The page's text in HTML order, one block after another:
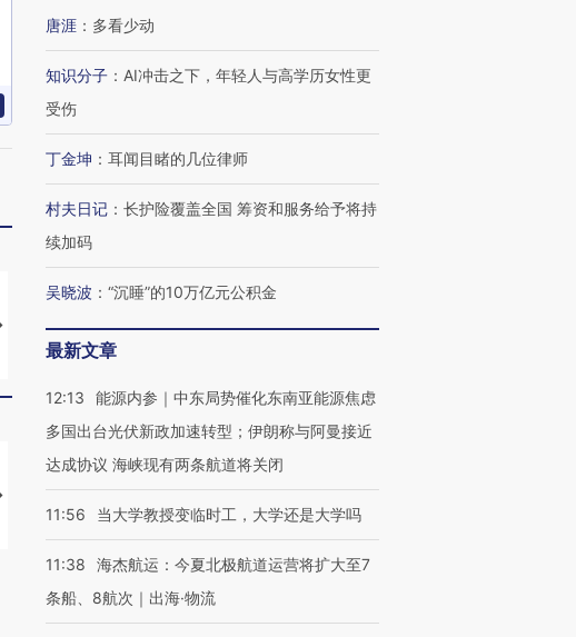
视线｜HYROX的吸金
术：是什么让中产们甘
马航飞行员跨国走私7万
视线｜被称为“蟑螂”的印
【推广】走进第四届链博
会，让数智科技“链”接产
【特别呈现】寻找100种
有意思的生活方式·第三对
CFO：不靠规模取胜，华
住三大增长引擎是什么？
唐涯 ： 多看少动
知识分子 ： AI冲击之下，年轻人与高学历女性更
受伤
丁金坤 ： 耳闻目睹的几位律师
村夫日记 ： 长护险覆盖全国 筹资和服务给予将持
续加码
吴晓波 ： “沉睡”的10万亿元公积金
最新文章
12:13
能源内参｜中东局势催化东南亚能源焦虑
多国出台光伏新政加速转型；伊朗称与阿曼接近
达成协议 海峡现有两条航道将关闭
11:56 当大学教授变临时工，大学还是大学吗
11:38
海杰航运：今夏北极航道运营将扩大至7
条船、8航次｜出海·物流